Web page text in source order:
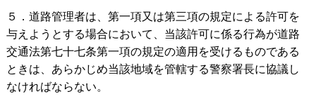
５．道路管理者は、第一項又は第三項の規定による許可を
与えようとする場合において、当該許可に係る行為が道路
交通法第七十七条第一項の規定の適用を受けるものである
ときは、あらかじめ当該地域を管轄する警察署長に協議し
なければならない。